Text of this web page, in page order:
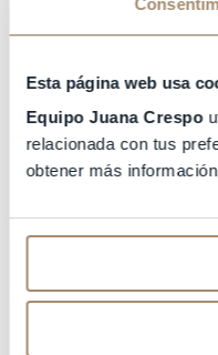
Esta página web usa
Equipo Juana Crespo
relacionada con tus
obtener más